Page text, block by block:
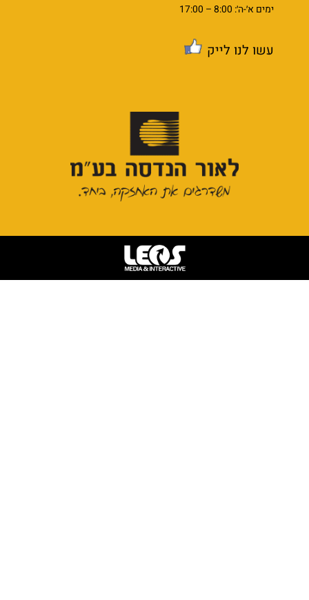
ימים א׳-ה׳: 8:00 – 17:00
עשו לנו לייק